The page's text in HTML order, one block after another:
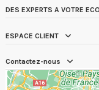
DES EXPERTS A VOTRE
ESPACE CLIENT
Contactez-nous